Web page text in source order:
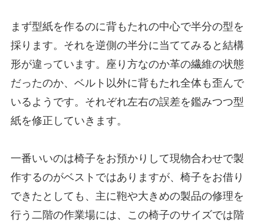
まず型紙を作るのに背もたれの中心で半分の型を
採ります。それを逆側の半分に当ててみると結構
形が違っています。座り方なのか革の繊維の状態
だったのか、ベルト以外に背もたれ全体も歪んで
いるようです。それぞれ左右の誤差を鑑みつつ型
紙を修正していきます。
一番いいのは椅子をお預かりして現物合わせで製
作するのがベストではありますが、椅子をお借り
できたとしても、主に鞄や大きめの製品の修理を
行う二階の作業場には、この椅子のサイズでは階